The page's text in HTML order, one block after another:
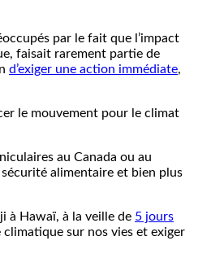
par le fait que l’impact
faisait rarement partie de
d’exiger une action immédiate,
le mouvement pour le climat
au Canada ou au
alimentaire et bien plus
à Hawaï, à la veille de 5 jours
climatique sur nos vies et exiger